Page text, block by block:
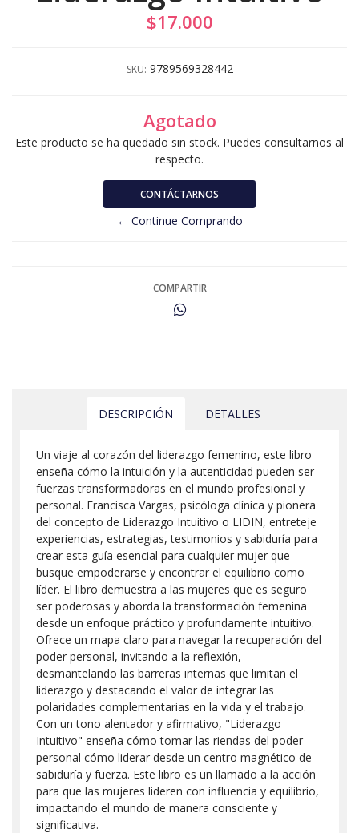
$17.000
SKU: 9789569328442
Agotado
Este producto se ha quedado sin stock. Puedes consultarnos al
respecto.
CONTÁCTARNOS
← Continue Comprando
COMPARTIR
DESCRIPCIÓN DETALLES
Un viaje al corazón del liderazgo femenino, este libro
enseña cómo la intuición y la autenticidad pueden ser
fuerzas transformadoras en el mundo profesional y
personal. Francisca Vargas, psicóloga clínica y pionera
del concepto de Liderazgo Intuitivo o LIDIN, entreteje
experiencias, estrategias, testimonios y sabiduría para
crear esta guía esencial para cualquier mujer que
busque empoderarse y encontrar el equilibrio como
líder. El libro demuestra a las mujeres que es seguro
ser poderosas y aborda la transformación femenina
desde un enfoque práctico y profundamente intuitivo.
Ofrece un mapa claro para navegar la recuperación del
poder personal, invitando a la reflexión,
desmantelando las barreras internas que limitan el
liderazgo y destacando el valor de integrar las
polaridades complementarias en la vida y el trabajo.
Con un tono alentador y afirmativo, "Liderazgo
Intuitivo" enseña cómo tomar las riendas del poder
personal cómo liderar desde un centro magnético de
sabiduría y fuerza. Este libro es un llamado a la acción
para que las mujeres lideren con influencia y equilibrio,
impactando el mundo de manera consciente y
significativa.